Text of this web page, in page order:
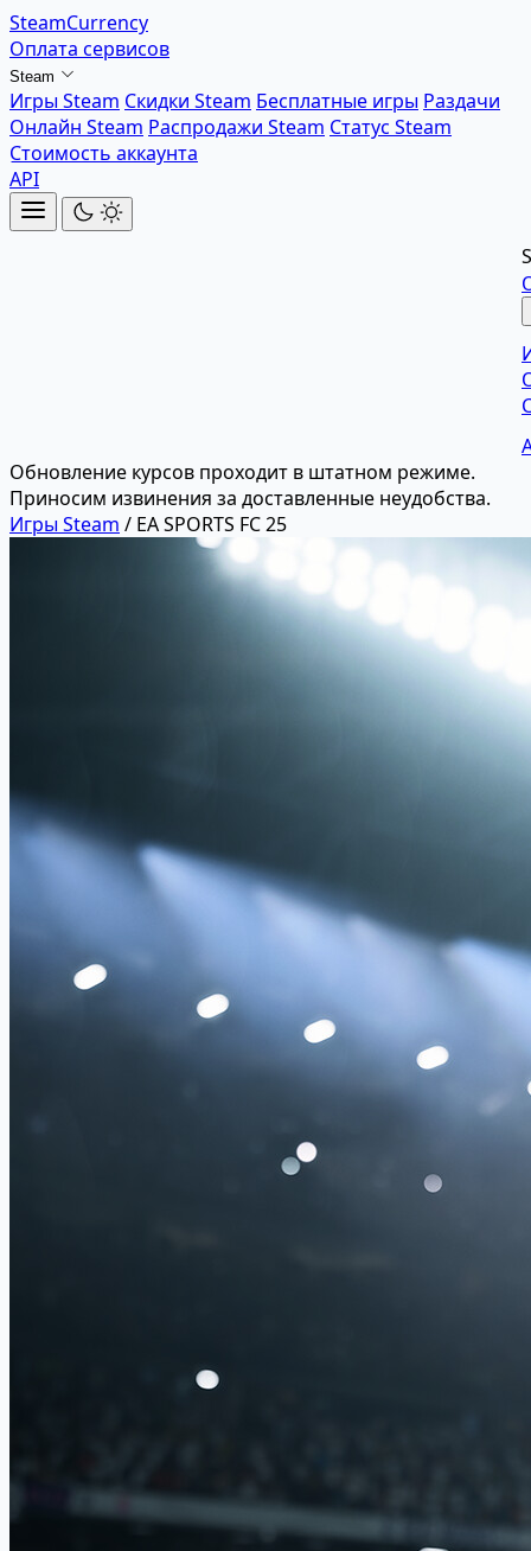
SteamCurrency
Оплата сервисов
Steam
Игры Steam Скидки Steam Бесплатные игры Раздачи
Онлайн Steam Распродажи Steam Статус Steam
Стоимость аккаунта
API
Обновление курсов проходит в штатном режиме.
Приносим извинения за доставленные неудобства.
Игры Steam / EA SPORTS FC 25